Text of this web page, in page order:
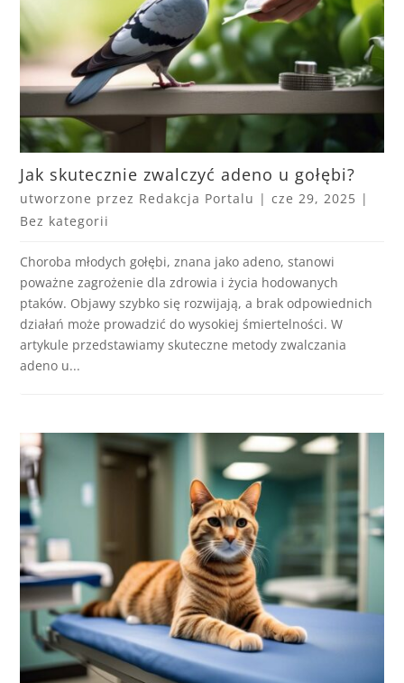
Jak skutecznie zwalczyć adeno u gołębi?
utworzone przez Redakcja Portalu |cze 29, 2025 |
Bez kategorii
Choroba młodych gołębi, znana jako adeno, stanowi
poważne zagrożenie dla zdrowia i życia hodowanych
ptaków. Objawy szybko się rozwijają, a brak odpowiednich
działań może prowadzić do wysokiej śmiertelności. W
artykule przedstawiamy skuteczne metody zwalczania
adeno u...